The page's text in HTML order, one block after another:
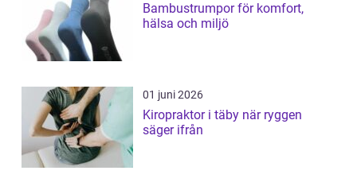
Bambustrumpor för komfort,
hälsa och miljö
01 juni 2026
Kiropraktor i täby när ryggen
säger ifrån